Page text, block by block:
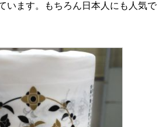
います。もちろん日本人にも人気で